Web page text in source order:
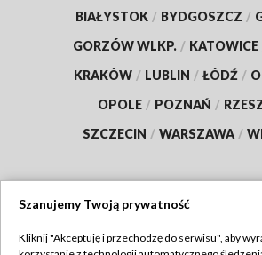
BIAŁYSTOK / BYDGOSZCZ /
GORZÓW WLKP. / KATOWICE
KRAKÓW / LUBLIN / ŁÓDŹ /
OPOLE / POZNAŃ /
SZCZECIN / WARSZAWA /
Szanujemy Twoją prywatność
Kliknij "Akceptuję i przechodzę do serwisu", aby